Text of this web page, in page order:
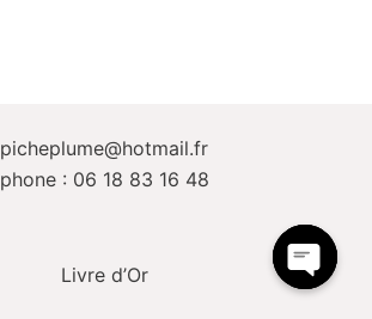
picheplume@hotmail.fr
phone : 06 18 83 16 48
Livre d’Or